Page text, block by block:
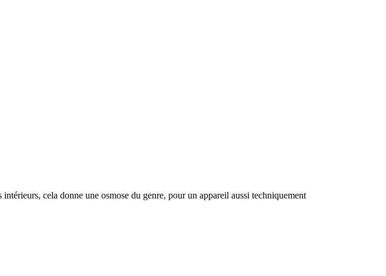
cela donne une osmose du genre, pour un appareil aussi techniquement